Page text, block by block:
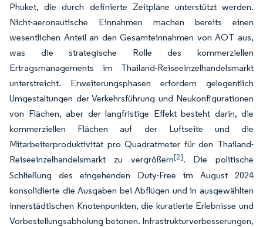
Phuket, die durch definierte Zeitpläne unterstützt werden.
Nicht-aeronautische Einnahmen machen bereits einen
wesentlichen Anteil an den Gesamteinnahmen von AOT aus,
was die strategische Rolle des kommerziellen
Ertragsmanagements im Thailand-Reiseeinzelhandelsmarkt
unterstreicht. Erweiterungsphasen erfordern gelegentlich
Umgestaltungen der Verkehrsführung und Neukonfigurationen
von Flächen, aber der langfristige Effekt besteht darin, die
kommerziellen Flächen auf der Luftseite und die
Mitarbeiterproduktivität pro Quadratmeter für den Thailand-
Reiseeinzelhandelsmarkt zu vergrößern[2]. Die politische
Schließung des eingehenden Duty-Free im August 2024
konsolidierte die Ausgaben bei Abflügen und in ausgewählten
innerstädtischen Knotenpunkten, die kuratierte Erlebnisse und
Vorbestellungsabholung betonen. Infrastrukturverbesserungen,